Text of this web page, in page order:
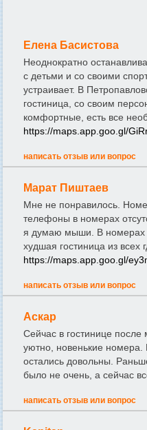
Елена Басистова
Неоднократно
с детьми и со своими
устраивает. В
гостиница, со своим
комфортные, есть все
https://maps.app.goo.gl/
написать отзыв или вопрос
Марат Пиштаев
Мне не понравилось.
телефоны в номерах
я думаю мыши. В номерах
худшая гостиница из всех
https://maps.app.goo.gl/
написать отзыв или вопрос
Аскар
Сейчас в гостинице
уютно, новенькие номера.
остались довольны.
было не очень, а сейчас
написать отзыв или вопрос